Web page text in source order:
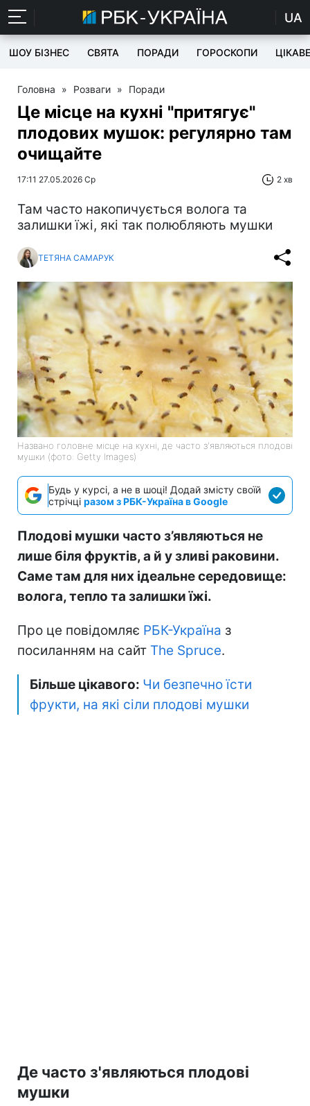
UA
ШОУ БІЗНЕС СВЯТА ПОРАДИ ГОРОСКОПИ ЦІКАВЕ
Головна » Розваги » Поради
Це місце на кухні "притягує"
плодових мушок: регулярно там
очищайте
17:11 27.05.2026 Ср 2 хв
Там часто накопичується волога та
залишки їжі, які так полюбляють мушки
ТЕТЯНА САМАРУК
Названо головне місце на кухні, де часто з'являються плодові
мушки (фото: Getty Images)
Будь у курсі, а не в шоці! Додай змісту своїй
стрічці разом з РБК-Україна в Google
Плодові мушки часто з’являються не
лише біля фруктів, а й у зливі раковини.
Саме там для них ідеальне середовище:
волога, тепло та залишки їжі.
Про це повідомляє РБК-Україна з
посиланням на сайт The Spruce.
Більше цікавого: Чи безпечно їсти
фрукти, на які сіли плодові мушки
Де часто з'являються плодові
мушки